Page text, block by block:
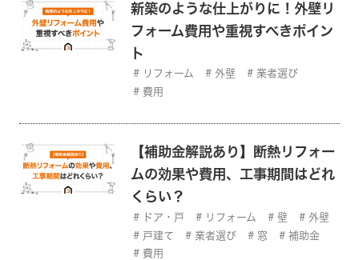
新築のような仕上がりに！外壁リ
フォーム費用や重視すべきポイン
ト
リフォーム 外壁
業者選び
費用
【補助金解説あり】断熱リフォー
ムの効果や費用、工事期間はどれ
くらい？
ドア・戸 リフォーム 壁
外壁
戸建て
業者選び 窓
補助金
費用